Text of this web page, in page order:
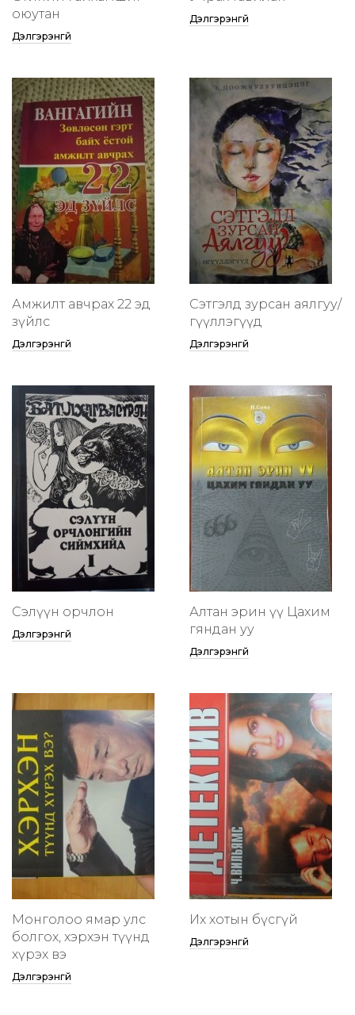
оюутан
Дэлгэрэнгүй
Дэлгэрэнгүй
Амжилт авчрах 22 эд
зүйлс
Дэлгэрэнгүй
Сэтгэлд зурсан аялгуу/
өгүүллэгүүд
Дэлгэрэнгүй
Сэлүүн орчлон
Дэлгэрэнгүй
Алтан эрин үү Цахим
гяндан уу
Дэлгэрэнгүй
Монголоо ямар улс
болгох, хэрхэн түүнд
хүрэх вэ
Дэлгэрэнгүй
Их хотын бүсгүй
Дэлгэрэнгүй